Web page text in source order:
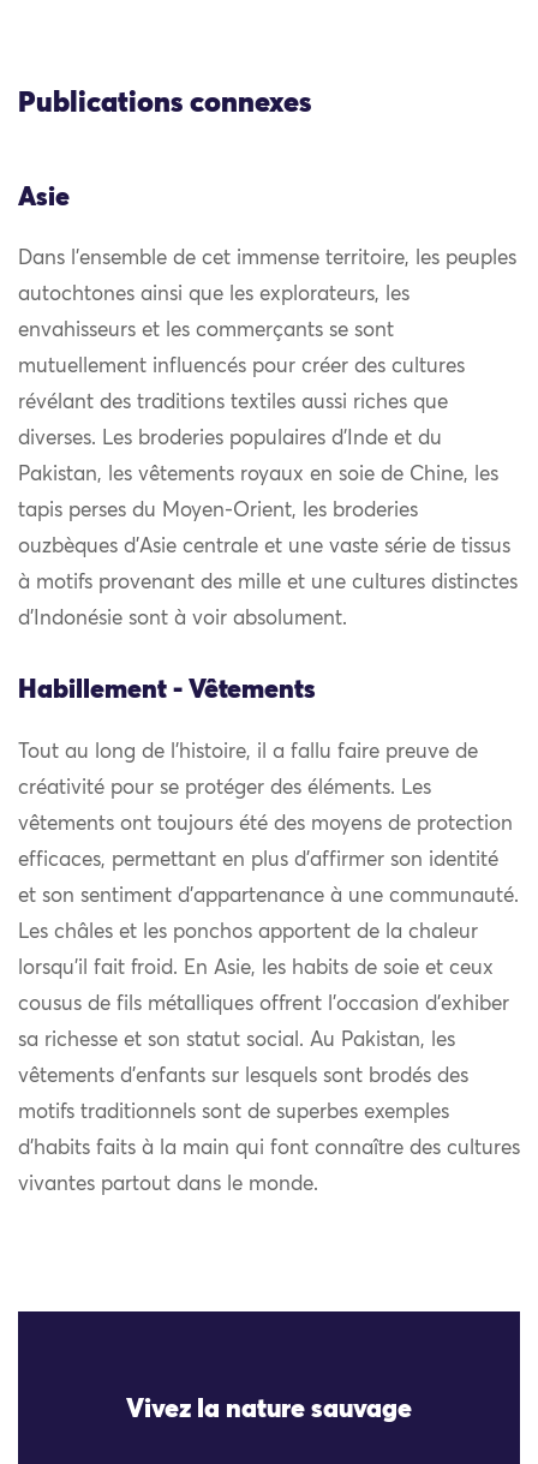
Publications connexes
Asie
Dans l’ensemble de cet immense territoire, les peuples
autochtones ainsi que les explorateurs, les
envahisseurs et les commerçants se sont
mutuellement influencés pour créer des cultures
révélant des traditions textiles aussi riches que
diverses. Les broderies populaires d’Inde et du
Pakistan, les vêtements royaux en soie de Chine, les
tapis perses du Moyen-Orient, les broderies
ouzbèques d’Asie centrale et une vaste série de tissus
à motifs provenant des mille et une cultures distinctes
d’Indonésie sont à voir absolument.
Habillement - Vêtements
Tout au long de l’histoire, il a fallu faire preuve de
créativité pour se protéger des éléments. Les
vêtements ont toujours été des moyens de protection
efficaces, permettant en plus d’affirmer son identité
et son sentiment d’appartenance à une communauté.
Les châles et les ponchos apportent de la chaleur
lorsqu’il fait froid. En Asie, les habits de soie et ceux
cousus de fils métalliques offrent l’occasion d’exhiber
sa richesse et son statut social. Au Pakistan, les
vêtements d’enfants sur lesquels sont brodés des
motifs traditionnels sont de superbes exemples
d’habits faits à la main qui font connaître des cultures
vivantes partout dans le monde.
Vivez la nature sauvage